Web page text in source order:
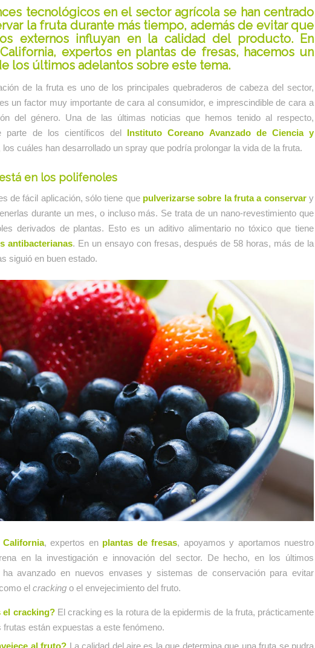
tecnológicos en el sector agrícola se han centrado
la fruta durante más tiempo, además de evitar que
externos influyan en la calidad del producto. En
, expertos en plantas de fresas, hacemos un
los últimos adelantos sobre este tema.
de la fruta es uno de los principales quebraderos de cabeza del sector,
un factor muy importante de cara al consumidor, e imprescindible de cara a
del género. Una de las últimas noticias que hemos tenido al respecto,
parte de los científicos del Instituto Coreano Avanzado de Ciencia y
los cuáles han desarrollado un spray que podría prolongar la vida de la fruta.
en los polifenoles
de fácil aplicación, sólo tiene que pulverizarse sobre la fruta a conservary
durante un mes, o incluso más. Se trata de un nano-revestimiento que
derivados de plantas. Esto es un aditivo alimentario no tóxico que tiene
antibacterianas. En un ensayo con fresas, después de 58 horas, más de la
siguió en buen estado.
California, expertos en plantas de fresas, apoyamos y aportamos nuestro
en la investigación e innovación del sector. De hecho, en los últimos
avanzado en nuevos envases y sistemas de conservación para evitar
el cracking o el envejecimiento del fruto.
el cracking?El cracking es la rotura de la epidermis de la fruta, prácticamente
frutas están expuestas a este fenómeno.